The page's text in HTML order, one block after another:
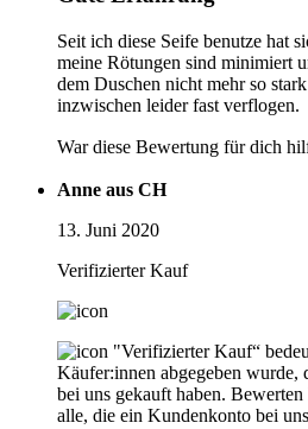
Seit ich diese Seife benutze hat
meine Rötungen sind minimiert
dem Duschen nicht mehr so
inzwischen leider fast verflogen.
War diese Bewertung für dich
Anne aus CH
13. Juni 2020
Verifizierter Kauf
"Verifizierter Kauf“
Käufer:innen abgegeben wurde,
bei uns gekauft haben.
alle, die ein Kundenkonto bei